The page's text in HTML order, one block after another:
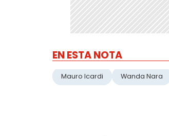
EN ESTA NOTA
Mauro Icardi Wanda Nara